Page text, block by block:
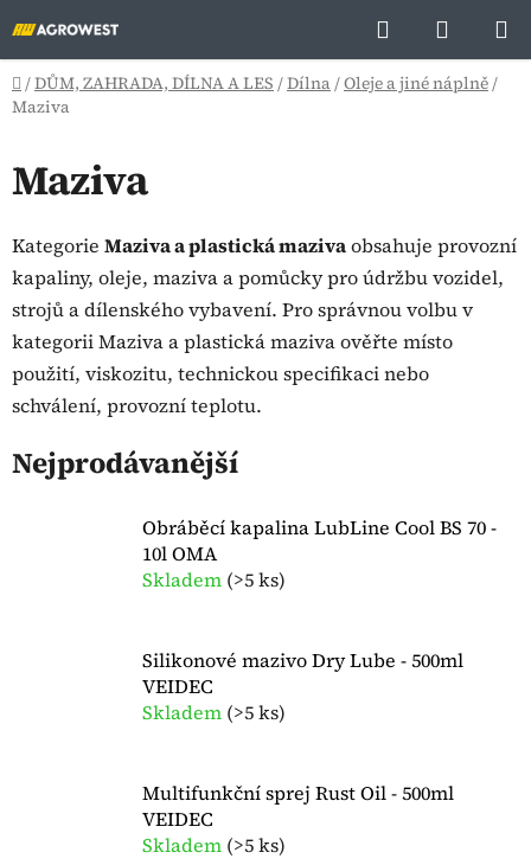
na
obsah
Hledat
KOŠÍK
Domů
/DŮM, ZAHRADA, DÍLNA A LES /Dílna/Oleje a jiné náplně/
Maziva
Maziva
Kategorie Maziva a plastická mazivaobsahuje provozní
kapaliny, oleje, maziva a pomůcky pro údržbu vozidel,
strojů a dílenského vybavení. Pro správnou volbu v
kategorii Maziva a plastická maziva ověřte místo
použití, viskozitu, technickou specifikaci nebo
schválení, provozní teplotu.
Nejprodávanější
Obráběcí kapalina LubLine Cool BS 70 -
10l OMA
Skladem (>5 ks)
Silikonové mazivo Dry Lube - 500ml
VEIDEC
Skladem (>5 ks)
Multifunkční sprej Rust Oil - 500ml
VEIDEC
Skladem (>5 ks)